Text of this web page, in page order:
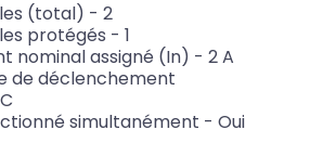
(total) - 2
protégés - 1
nominal assigné (In) - 2A
de déclenchement
C
simultanément - Oui